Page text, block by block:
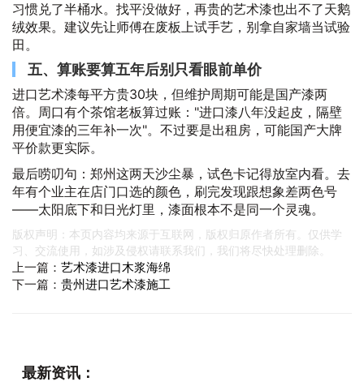
习惯兑了半桶水。找平没做好，再贵的艺术漆也出不了天鹅
绒效果。建议先让师傅在废板上试手艺，别拿自家墙当试验
田。
五、算账要算五年后别只看眼前单价
进口艺术漆每平方贵30块，但维护周期可能是国产漆两
倍。周口有个茶馆老板算过账："进口漆八年没起皮，隔壁
用便宜漆的三年补一次"。不过要是出租房，可能国产大牌
平价款更实际。
最后唠叨句：郑州这两天沙尘暴，试色卡记得放室内看。去
年有个业主在店门口选的颜色，刷完发现跟想象差两色号
——太阳底下和日光灯里，漆面根本不是同一个灵魂。
版权声明：本页内容均来源于互联网，版权归原作者所有。仅供学
习、交流使用，如涉及侵权请联系我们，我们将尽快处理删除。
上一篇： 艺术漆进口木浆海绵
下一篇： 贵州进口艺术漆施工
最新资讯：